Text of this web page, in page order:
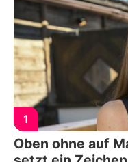
1
Oben ohne auf